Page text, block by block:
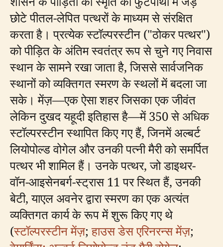
छोटे पीतल-लेपित पत्थरों के माध्यम से संरक्षित
करता है। प्रत्येक स्टॉल्परस्टीन ("ठोकर पत्थर")
को पीड़ित के अंतिम स्वतंत्र रूप से चुने गए निवास
स्थान के सामने रखा जाता है, जिससे सार्वजनिक
स्थानों को व्यक्तिगत स्मरण के स्थलों में बदला जा
सके। मेंज़—एक ऐसा शहर जिसका एक जीवंत
लेकिन दुखद यहूदी इतिहास है—में 350 से अधिक
स्टॉल्परस्टीन स्थापित किए गए हैं, जिनमें अल्बर्ट
लियोपोल्ड वोगेल और उनकी पत्नी मैरी को समर्पित
पत्थर भी शामिल हैं। उनके पत्थर, जो डाइथर-
वॉन-आइसेनबर्ग-स्ट्रास 11 पर स्थित हैं, उनकी
बेटी, याएल अवनेर द्वारा स्मरण का एक अत्यंत
व्यक्तिगत कार्य के रूप में शुरू किए गए थे
(स्टॉल्परस्टीन मेंज़;हाउस डेस एरिनरन्स मेंज़;